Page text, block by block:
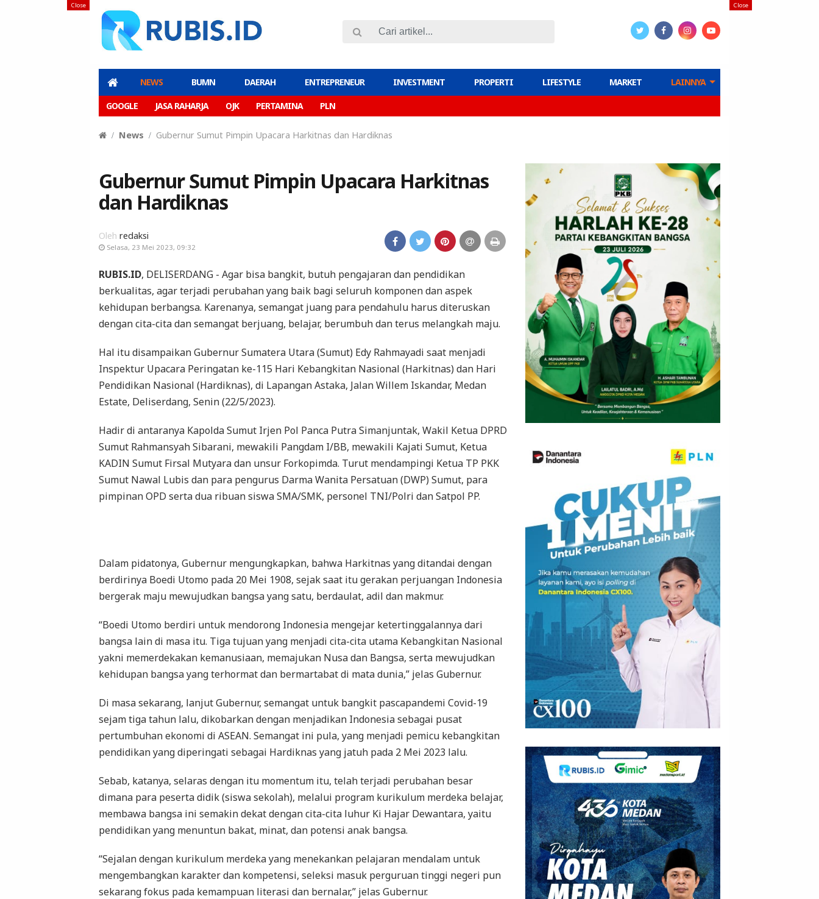
NEWS BUMN DAERAH ENTREPRENEUR INVESTMENT PROPERTI LIFESTYLE MARKET LAINNYA
GOOGLE JASA RAHARJA OJK PERTAMINA PLN
Close
Close
News Gubernur Sumut Pimpin Upacara Harkitnas dan Hardiknas
Gubernur Sumut Pimpin Upacara Harkitnas
dan Hardiknas
Oleh redaksi
Selasa, 23 Mei 2023, 09:32
RUBIS.ID, DELISERDANG - Agar bisa bangkit, butuh pengajaran dan pendidikan
berkualitas, agar terjadi perubahan yang baik bagi seluruh komponen dan aspek
kehidupan berbangsa. Karenanya, semangat juang para pendahulu harus diteruskan
dengan cita-cita dan semangat berjuang, belajar, berumbuh dan terus melangkah maju.
Hal itu disampaikan Gubernur Sumatera Utara (Sumut) Edy Rahmayadi saat menjadi
Inspektur Upacara Peringatan ke-115 Hari Kebangkitan Nasional (Harkitnas) dan Hari
Pendidikan Nasional (Hardiknas), di Lapangan Astaka, Jalan Willem Iskandar, Medan
Estate, Deliserdang, Senin (22/5/2023).
Hadir di antaranya Kapolda Sumut Irjen Pol Panca Putra Simanjuntak, Wakil Ketua DPRD
Sumut Rahmansyah Sibarani, mewakili Pangdam I/BB, mewakili Kajati Sumut, Ketua
KADIN Sumut Firsal Mutyara dan unsur Forkopimda. Turut mendampingi Ketua TP PKK
Sumut Nawal Lubis dan para pengurus Darma Wanita Persatuan (DWP) Sumut, para
pimpinan OPD serta dua ribuan siswa SMA/SMK, personel TNI/Polri dan Satpol PP.
Dalam pidatonya, Gubernur mengungkapkan, bahwa Harkitnas yang ditandai dengan
berdirinya Boedi Utomo pada 20 Mei 1908, sejak saat itu gerakan perjuangan Indonesia
bergerak maju mewujudkan bangsa yang satu, berdaulat, adil dan makmur.
“Boedi Utomo berdiri untuk mendorong Indonesia mengejar ketertinggalannya dari
bangsa lain di masa itu. Tiga tujuan yang menjadi cita-cita utama Kebangkitan Nasional
yakni memerdekakan kemanusiaan, memajukan Nusa dan Bangsa, serta mewujudkan
kehidupan bangsa yang terhormat dan bermartabat di mata dunia,” jelas Gubernur.
Di masa sekarang, lanjut Gubernur, semangat untuk bangkit pascapandemi Covid-19
sejam tiga tahun lalu, dikobarkan dengan menjadikan Indonesia sebagai pusat
pertumbuhan ekonomi di ASEAN. Semangat ini pula, yang menjadi pemicu kebangkitan
pendidikan yang diperingati sebagai Hardiknas yang jatuh pada 2 Mei 2023 lalu.
Sebab, katanya, selaras dengan itu momentum itu, telah terjadi perubahan besar
dimana para peserta didik (siswa sekolah), melalui program kurikulum merdeka belajar,
membawa bangsa ini semakin dekat dengan cita-cita luhur Ki Hajar Dewantara, yaitu
pendidikan yang menuntun bakat, minat, dan potensi anak bangsa.
“Sejalan dengan kurikulum merdeka yang menekankan pelajaran mendalam untuk
mengembangkan karakter dan kompetensi, seleksi masuk perguruan tinggi negeri pun
sekarang fokus pada kemampuan literasi dan bernalar,” jelas Gubernur.